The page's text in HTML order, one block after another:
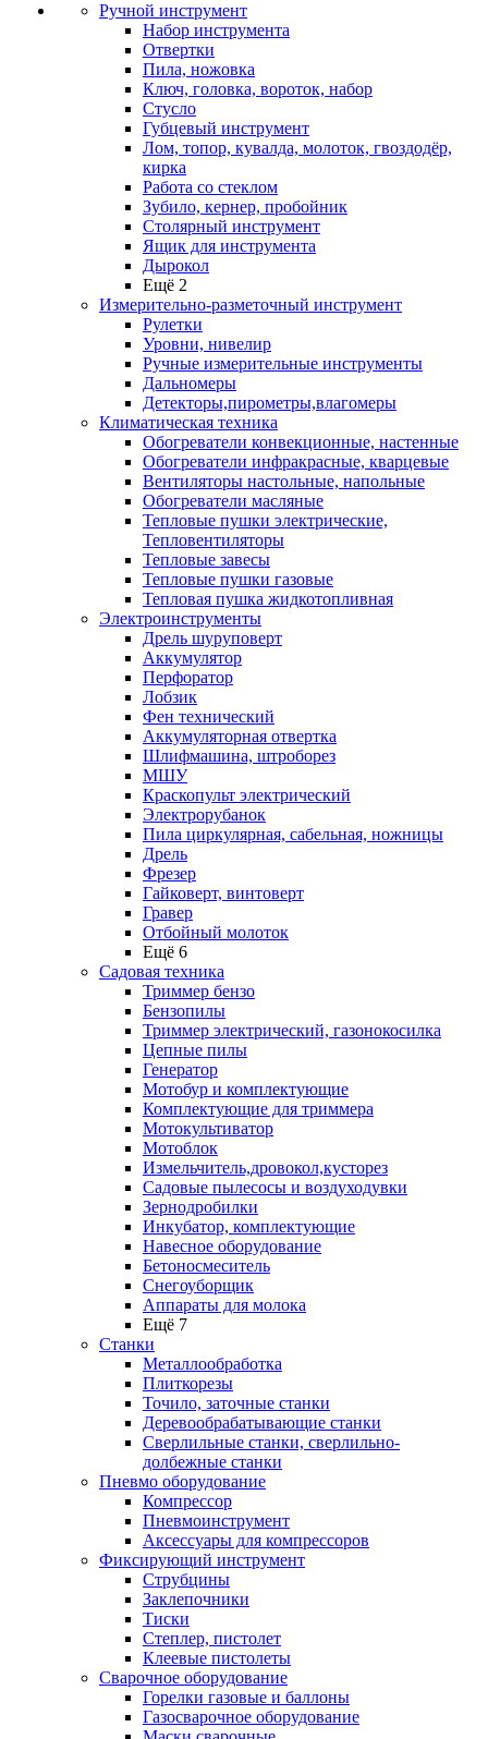
Ручной инструмент
Набор инструмента
Отвертки
Пила, ножовка
Ключ, головка, вороток, набор
Стусло
Губцевый инструмент
Лом, топор, кувалда, молоток, гвоздодёр,
кирка
Работа со стеклом
Зубило, кернер, пробойник
Столярный инструмент
Ящик для инструмента
Дырокол
Ещё 2
Измерительно-разметочный инструмент
Рулетки
Уровни, нивелир
Ручные измерительные инструменты
Дальномеры
Детекторы,пирометры,влагомеры
Климатическая техника
Обогреватели конвекционные, настенные
Обогреватели инфракрасные, кварцевые
Вентиляторы настольные, напольные
Обогреватели масляные
Тепловые пушки электрические,
Тепловентиляторы
Тепловые завесы
Тепловые пушки газовые
Тепловая пушка жидкотопливная
Электроинструменты
Дрель шуруповерт
Аккумулятор
Перфоратор
Лобзик
Фен технический
Аккумуляторная отвертка
Шлифмашина, штроборез
МШУ
Краскопульт электрический
Электрорубанок
Пила циркулярная, сабельная, ножницы
Дрель
Фрезер
Гайковерт, винтоверт
Гравер
Отбойный молоток
Ещё 6
Садовая техника
Триммер бензо
Бензопилы
Триммер электрический, газонокосилка
Цепные пилы
Генератор
Мотобур и комплектующие
Комплектующие для триммера
Мотокультиватор
Мотоблок
Измельчитель,дровокол,кусторез
Садовые пылесосы и воздуходувки
Зернодробилки
Инкубатор, комплектующие
Навесное оборудование
Бетоносмеситель
Снегоуборщик
Аппараты для молока
Ещё 7
Станки
Металлообработка
Плиткорезы
Точило, заточные станки
Деревообрабатывающие станки
Сверлильные станки, сверлильно-
долбежные станки
Пневмо оборудование
Компрессор
Пневмоинструмент
Аксессуары для компрессоров
Фиксирующий инструмент
Струбцины
Заклепочники
Тиски
Степлер, пистолет
Клеевые пистолеты
Сварочное оборудование
Горелки газовые и баллоны
Газосварочное оборудование